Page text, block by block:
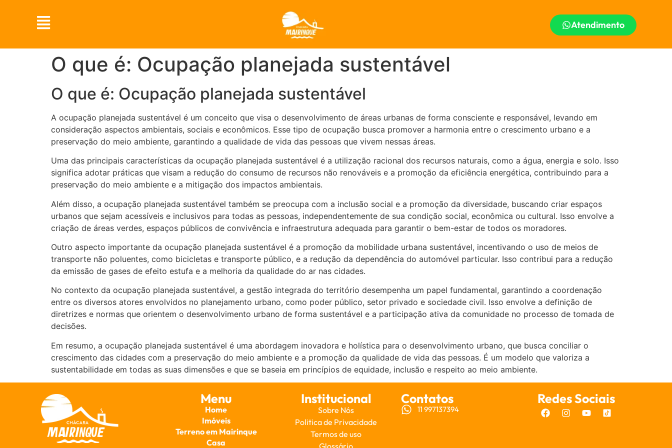
Atendimento
O que é: Ocupação planejada sustentável
O que é: Ocupação planejada sustentável
A ocupação planejada sustentável é um conceito que visa o desenvolvimento de áreas urbanas de forma consciente e responsável, levando em
consideração aspectos ambientais, sociais e econômicos. Esse tipo de ocupação busca promover a harmonia entre o crescimento urbano e a
preservação do meio ambiente, garantindo a qualidade de vida das pessoas que vivem nessas áreas.
Uma das principais características da ocupação planejada sustentável é a utilização racional dos recursos naturais, como a água, energia e solo. Isso
significa adotar práticas que visam a redução do consumo de recursos não renováveis e a promoção da eficiência energética, contribuindo para a
preservação do meio ambiente e a mitigação dos impactos ambientais.
Além disso, a ocupação planejada sustentável também se preocupa com a inclusão social e a promoção da diversidade, buscando criar espaços
urbanos que sejam acessíveis e inclusivos para todas as pessoas, independentemente de sua condição social, econômica ou cultural. Isso envolve a
criação de áreas verdes, espaços públicos de convivência e infraestrutura adequada para garantir o bem-estar de todos os moradores.
Outro aspecto importante da ocupação planejada sustentável é a promoção da mobilidade urbana sustentável, incentivando o uso de meios de
transporte não poluentes, como bicicletas e transporte público, e a redução da dependência do automóvel particular. Isso contribui para a redução
da emissão de gases de efeito estufa e a melhoria da qualidade do ar nas cidades.
No contexto da ocupação planejada sustentável, a gestão integrada do território desempenha um papel fundamental, garantindo a coordenação
entre os diversos atores envolvidos no planejamento urbano, como poder público, setor privado e sociedade civil. Isso envolve a definição de
diretrizes e normas que orientem o desenvolvimento urbano de forma sustentável e a participação ativa da comunidade no processo de tomada de
decisões.
Em resumo, a ocupação planejada sustentável é uma abordagem inovadora e holística para o desenvolvimento urbano, que busca conciliar o
crescimento das cidades com a preservação do meio ambiente e a promoção da qualidade de vida das pessoas. É um modelo que valoriza a
sustentabilidade em todas as suas dimensões e que se baseia em princípios de equidade, inclusão e respeito ao meio ambiente.
Menu
Home
Imóveis
Terreno em Mairinque
Casa
Institucional
Sobre Nós
Politica de Privacidade
Termos de uso
Contatos
11 997137394
Redes Sociais